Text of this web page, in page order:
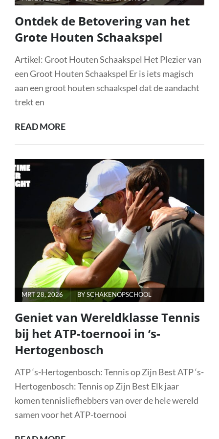
ON
Ontdek de Betovering van het
Grote Houten Schaakspel
Artikel: Groot Houten Schaakspel Het Plezier van
een Groot Houten Schaakspel Er is iets magisch
aan een groot houten schaakspel dat de aandacht
trekt en
READ MOREONTDEK
GROTE
HOUTEN
SCHAAKSPEL
POSTED
ON
MRT 28, 2026 BYSCHAKENOPSCHOOL
Geniet van Wereldklasse Tennis
bij het ATP-toernooi in ‘s-
Hertogenbosch
ATP ‘s-Hertogenbosch: Tennis op Zijn Best ATP ‘s-
Hertogenbosch: Tennis op Zijn Best Elk jaar
komen tennisliefhebbers van over de hele wereld
samen voor het ATP-toernooi